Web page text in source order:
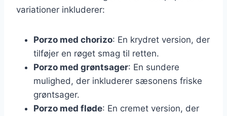
variationer inkluderer:
Porzo med chorizo: En krydret version, der
tilføjer en røget smag til retten.
Porzo med grøntsager: En sundere
mulighed, der inkluderer sæsonens friske
grøntsager.
Porzo med fløde: En cremet version, der